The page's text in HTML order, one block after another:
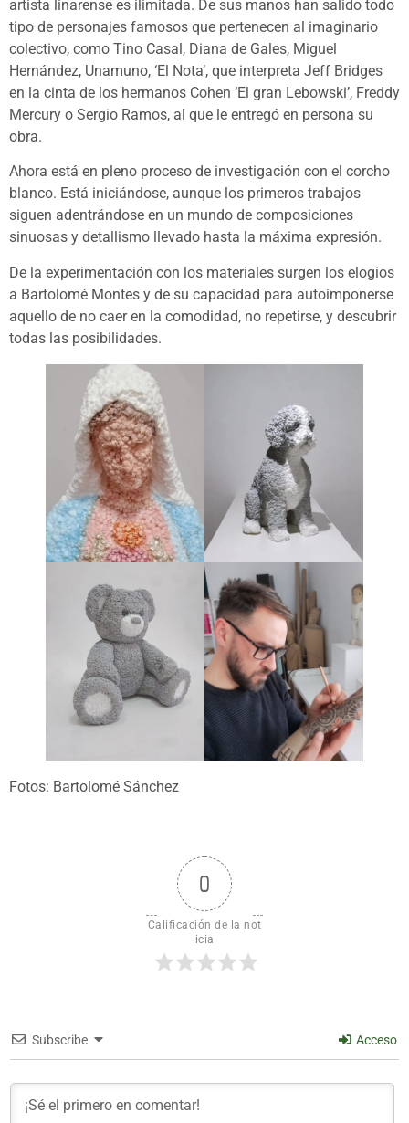
artista linarense es ilimitada. De sus manos han salido todo
tipo de personajes famosos que pertenecen al imaginario
colectivo, como Tino Casal, Diana de Gales, Miguel
Hernández, Unamuno, ‘El Nota’, que interpreta Jeff Bridges
en la cinta de los hermanos Cohen ‘El gran Lebowski’, Freddy
Mercury o Sergio Ramos, al que le entregó en persona su
obra.
Ahora está en pleno proceso de investigación con el corcho
blanco. Está iniciándose, aunque los primeros trabajos
siguen adentrándose en un mundo de composiciones
sinuosas y detallismo llevado hasta la máxima expresión.
De la experimentación con los materiales surgen los elogios
a Bartolomé Montes y de su capacidad para autoimponerse
aquello de no caer en la comodidad, no repetirse, y descubrir
todas las posibilidades.
Fotos: Bartolomé Sánchez
0
Calificación de la not
icia
Subscribe Acceso